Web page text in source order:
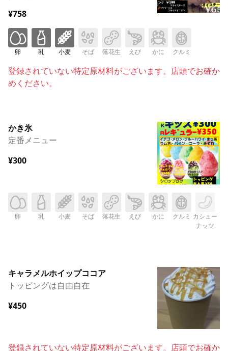
¥758
卵 乳 小麦 そば 落花生 えび かに クルミ
登録されていない特定原材料がございます。店頭でお確か
めください。
かき氷
定番メニュー
¥300
卵 乳 小麦 そば 落花生 えび かに クルミ カシュー
ナッツ
キャラメルホイップココア
トッピングは自由自在
¥450
登録されていない特定原材料がございます。店頭でお確か